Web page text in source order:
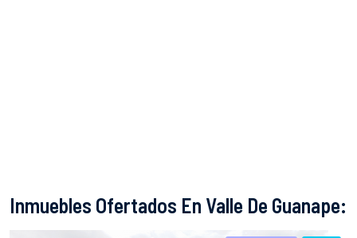
Inmuebles Ofertados En Valle De Guanape: